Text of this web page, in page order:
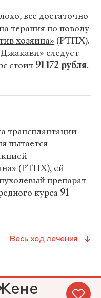
все достаточно
терапия по поводу
хозяина» (РТПХ).
следует
стоит 91 172 рубля.
трансплантации
пытается
(РТПХ), ей
препарат
курса 91
Весь ход лечения